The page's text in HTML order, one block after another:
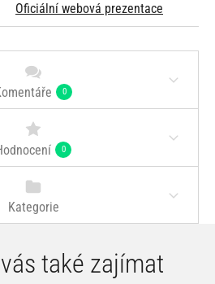
Oficiální webová prezentace
0
0
Kategorie
také zajímat